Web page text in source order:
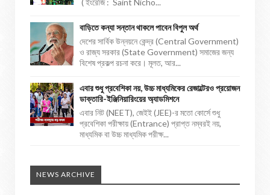
( ইংরেজি : Saint Nicho...
বাড়িতে কন্যা সন্তান থাকলে পাবেন বিপুল অর্থ
দেশের সার্বিক উন্নয়নে কেন্দ্র (Central Government)
ও রাজ্য সরকার (State Government) সমাজের জন্য
বিশেষ প্রকল্প রচনা করে। মূলত, আর...
এবার শুধু প্রবেশিকা নয়, উচ্চ মাধ্যমিকের রেজাল্টেরও প্রয়োজন
ডাক্তারি-ইঞ্জিনিয়ারিংয়ের অ্যাডমিশনে
এবার নিট (NEET), জেইই (JEE)-র মতো কোর্সে শুধু
প্রবেশিকা পরীক্ষায় (Entrance) প্রাপ্ত নম্বরই নয়,
মাধ্যমিক বা উচ্চ মাধ্যমিক পরীক্ষ...
NEWS ARCHIVE